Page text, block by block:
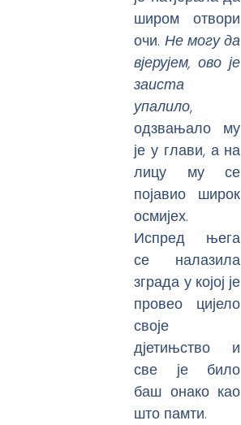
широм отвори
очи. Не могу да
вјерујем, ово је
заиста
упалило,
одзвањало му
је у глави, а на
лицу му се
појавио широк
осмијех.
Испред њега
се налазила
зграда у којој је
провео цијело
своје
дјетињство и
све је било
баш онако као
што памти.